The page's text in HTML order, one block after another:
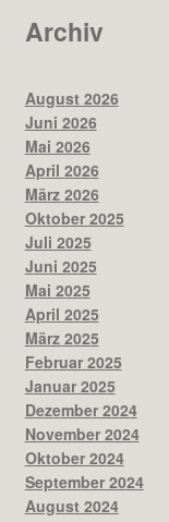
Archiv
August 2026
Juni 2026
Mai 2026
April 2026
März 2026
Oktober 2025
Juli 2025
Juni 2025
Mai 2025
April 2025
März 2025
Februar 2025
Januar 2025
Dezember 2024
November 2024
Oktober 2024
September 2024
August 2024